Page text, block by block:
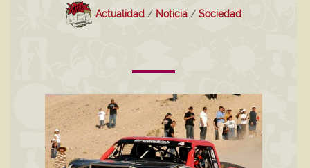
Actualidad / Noticia /Sociedad